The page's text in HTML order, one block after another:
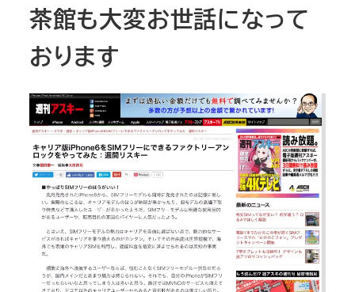
茶館も大変お世話になって
おります